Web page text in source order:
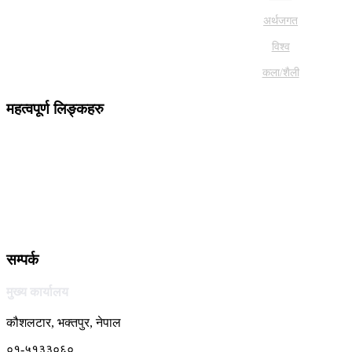
अर्थजगत
विश्व
कला/शैली
महत्वपूर्ण लिङ्कहरु
सम्पर्क
मुख्य कार्यालय
कौशलटार, भक्तपुर, नेपाल
०१-५१३३०६०